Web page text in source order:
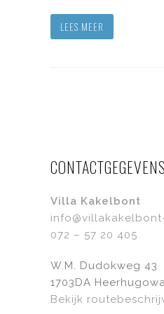
LEES MEER
CONTACTGEGEVENS
Villa Kakelbont
072 – 57 20 405
W.M. Dudokweg 43
1703DA
Bekijk